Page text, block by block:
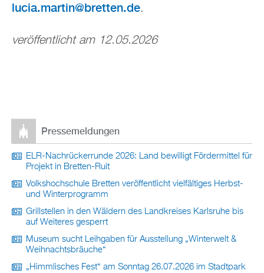
lucia.martin@bretten.de.
veröffentlicht am 12.05.2026
Pressemeldungen
ELR-Nachrückerrunde 2026: Land bewilligt Fördermittel für
Projekt in Bretten-Ruit
Volkshochschule Bretten veröffentlicht vielfältiges Herbst-
und Winterprogramm
Grillstellen in den Wäldern des Landkreises Karlsruhe bis
auf Weiteres gesperrt
Museum sucht Leihgaben für Ausstellung „Winterwelt &
Weihnachtsbräuche“
„Himmlisches Fest“ am Sonntag 26.07.2026 im Stadtpark